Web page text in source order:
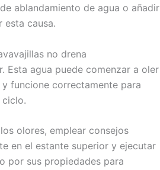
ablandamiento de agua o añadir
esta causa.
no drena
Esta agua puede comenzar a oler
funcione correctamente para
ciclo.
olores, emplear consejos
en el estante superior y ejecutar
por sus propiedades para